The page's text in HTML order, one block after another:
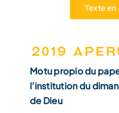
Texte
2019
Motu propio du
l’institution du
de Dieu